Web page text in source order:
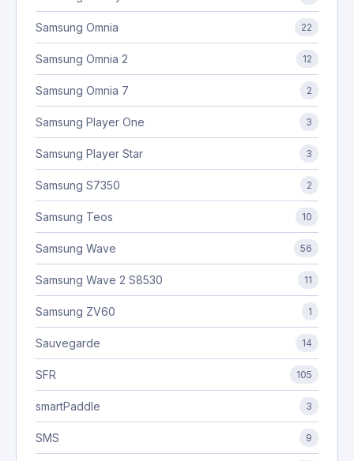
Samsung Omnia 22
Samsung Omnia 2 12
Samsung Omnia 7 2
Samsung Player One 3
Samsung Player Star 3
Samsung S7350 2
Samsung Teos 10
Samsung Wave 56
Samsung Wave 2 S8530 11
Samsung ZV60 1
Sauvegarde 14
SFR 105
smartPaddle 3
SMS 9